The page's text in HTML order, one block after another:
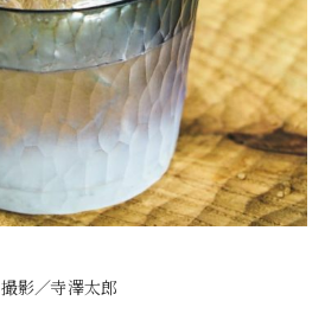
撮影／寺澤太郎